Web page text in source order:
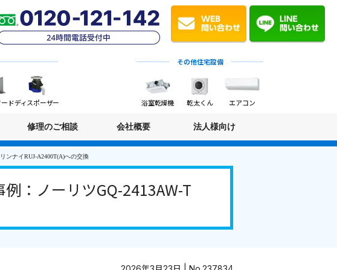
ードディスポーザー
その他住宅設備
浴室乾燥機 乾太くん エアコン
修理のご相談 会社概要 法人様向け
ンナイRUJ-A2400T(A)への交換
：ノーリツGQ-2413AW-T